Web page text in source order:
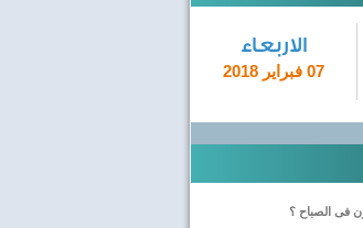
الاربعاء
07 فبراير 2018
فى الصباح ؟